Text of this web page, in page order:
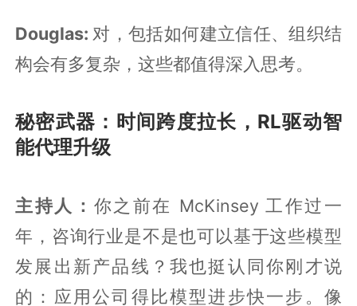
Douglas: 对，包括如何建立信任、组织结
构会有多复杂，这些都值得深入思考。
秘密武器：时间跨度拉长，RL驱动智
能代理升级
主持人： 你之前在 McKinsey 工作过一
年，咨询行业是不是也可以基于这些模型
发展出新产品线？我也挺认同你刚才说
的：应用公司得比模型进步快一步。像